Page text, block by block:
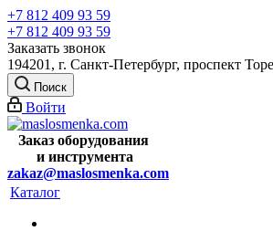
+7 812 409 93 59
+7 812 409 93 59
Заказать звонок
194201, г. Санкт-Петербург, проспект
Поиск
Войти
Заказ оборудования
и инструмента
zakaz@maslosmenka.com
Каталог